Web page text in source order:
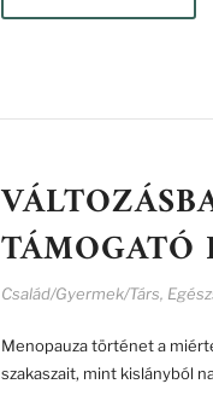
TÁMOGATÓ
Család/Gyermek/Társ,
Menopauza történet a
szakaszait, mint kislányból